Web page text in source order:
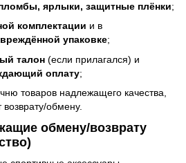
ярлыки, защитные плёнки;
комплектации и в
упаковке;
талон (если прилагался) и
оплату;
товаров надлежащего качества,
обмену.
обмену/возврату